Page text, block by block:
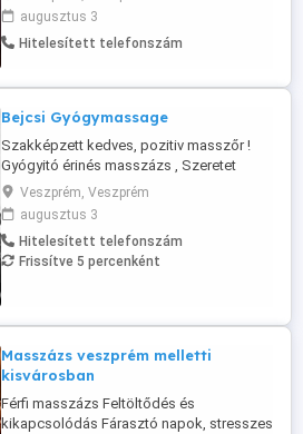
és feltöltődhetsz egy kicsit. Folyton fáj a
nyakad? Beállt a derekad? Stresszes és
kimerült vagy? Esetleg túl sokat cipelsz
előbb-utóbb jelez, a kérdés csak ...
augusztus 3
Hitelesített telefonszám
Bejcsi Gyógymassage
Szakképzett kedves, pozitiv masszőr !
Gyógyitó érinés masszázs , Szeretet
massage ,tantrikus massage és lomi lomi,
massage Energetizáló szeretet masszázs
, MA-URI MASSAGE INYENCEKNEK fej ,arc
és nyak massage ! Hamman meleg vizes
massage ! légkondicionált helység ,Saját
Veszprém, Veszprém
augusztus 3
Hitelesített telefonszám
Frissítve 5 percenként
Masszázs veszprém melletti
kisvárosban
Férfi masszázs Feltöltődés és
kikapcsolódás Fárasztó napok, stresszes